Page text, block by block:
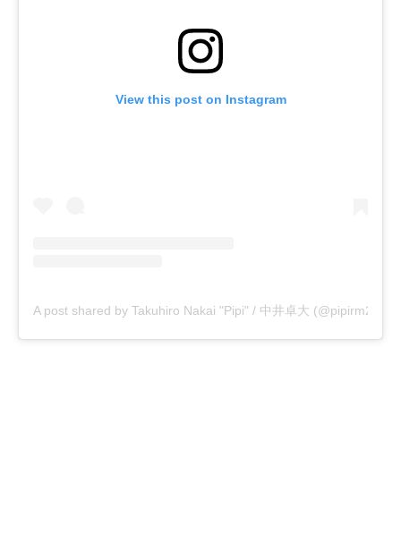
View this post on Instagram
A post shared by Takuhiro Nakai "Pipi" / 中井卓大 (@pipirm22)